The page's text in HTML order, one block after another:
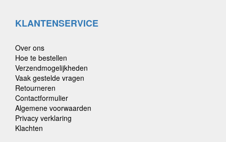
KLANTENSERVICE
Over ons
Hoe te bestellen
Verzendmogelijkheden
Vaak gestelde vragen
Retourneren
Contactformulier
Algemene voorwaarden
Privacy verklaring
Klachten